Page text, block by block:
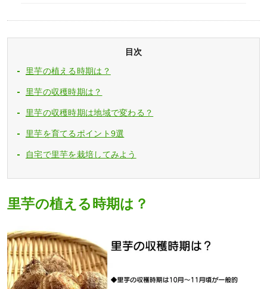
目次
里芋の植える時期は？
里芋の収穫時期は？
里芋の収穫時期は地域で変わる？
里芋を育てるポイント9選
自宅で里芋を栽培してみよう
里芋の植える時期は？